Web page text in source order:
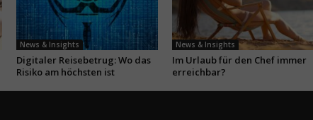
News & Insights
Digitaler Reisebetrug: Wo das
Risiko am höchsten ist
News & Insights
Im Urlaub für den Chef immer
erreichbar?